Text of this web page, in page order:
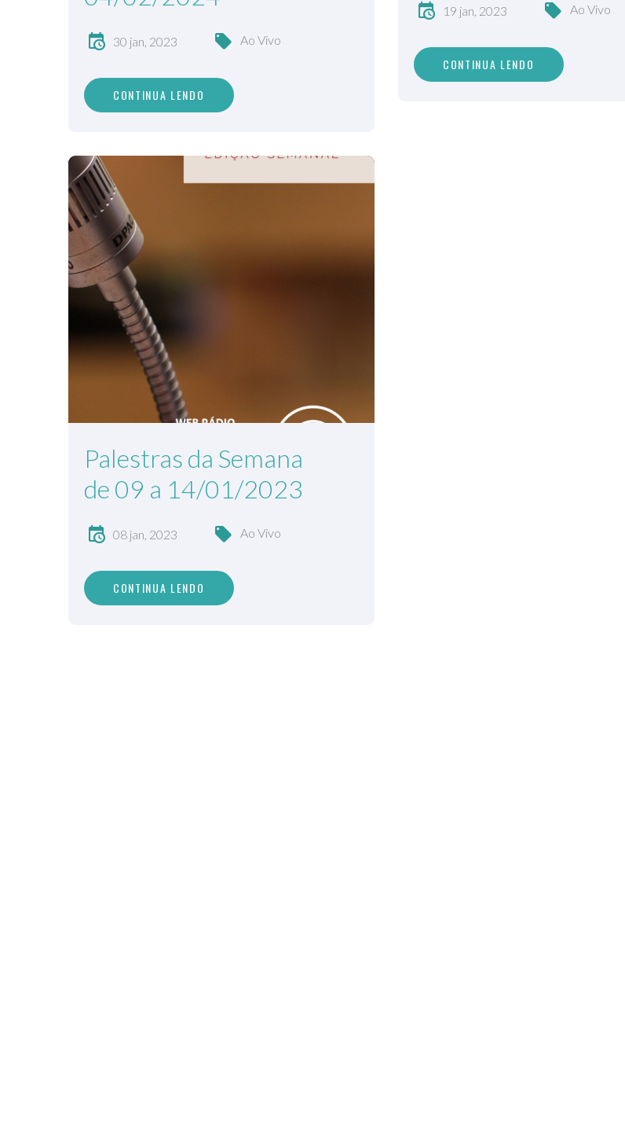
30 jan, 2023 Ao Vivo
CONTINUA LENDO
19 jan, 2023 Ao Vivo
CONTINUA LENDO
Palestras da Semana
de 09 a 14/01/2023
08 jan, 2023 Ao Vivo
CONTINUA LENDO